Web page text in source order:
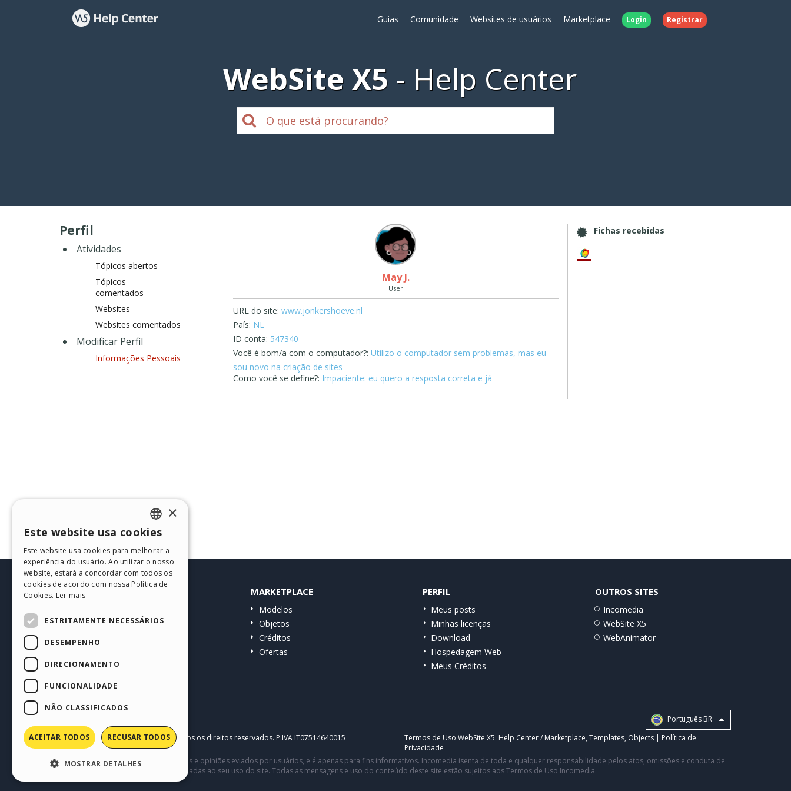
Guias Comunidade Websites de usuários Marketplace Login Registrar
WebSite X5 Help Center
Perfil
Atividades
Tópicos abertos
Tópicos
comentados
Websites
Websites comentados
Modificar Perfil
Informações Pessoais
May J.
User
URL do site: www.jonkershoeve.nl
País: NL
ID conta: 547340
Você é bom/a com o computador?: Utilizo o computador sem problemas, mas eu
sou novo na criação de sites
Como você se define?: Impaciente: eu quero a resposta correta e já
Fichas recebidas
HELP CENTER
Comunidade
Websites de usuários
MARKETPLACE
Modelos
Objetos
Créditos
Ofertas
PERFIL
Meus posts
Minhas licenças
Download
Hospedagem Web
Meus Créditos
OUTROS SITES
Incomedia
WebSite X5
WebAnimator
Português BR
Copyright © 2026Incomedia s.r.l. Todos os direitos reservados. P.IVA IT07514640015 Termos de Uso WebSite X5: Help Center / Marketplace, Templates, Objects | Política de
Privacidade
Este site contém conteúdo comentários e opiniões eviados por usuários, e é apenas para fins informativos. Incomedia isenta de toda e qualquer responsabilidade pelos atos, omissões e conduta de
terceiros em conexão com ou relacionadas ao seu uso do site. Todas as mensagens e uso do conteúdo deste site estão sujeitos aos Termos de Uso Incomedia.
ENGLISH
ITALIAN
GERMAN
PORTUGUESE
×
Este website usa cookies
Este website usa cookies para melhorar a
experiência do usuário. Ao utilizar o nosso
website, estará a concordar com todos os
cookies de acordo com nossa Política de
Cookies. Ler mais
ESTRITAMENTE NECESSÁRIOS
DESEMPENHO
DIRECIONAMENTO
FUNCIONALIDADE
NÃO CLASSIFICADOS
ACEITAR TODOS RECUSAR TODOS
MOSTRAR DETALHES